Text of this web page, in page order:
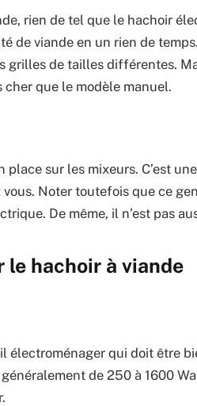
rien de tel que le hachoir
de viande en un rien de
grilles de tailles différentes.
cher que le modèle manuel.
place sur les mixeurs. C’est
Noter toutefois que ce
De même, il n’est pas
le hachoir à viande
électroménager qui doit être
de 250 à 1600